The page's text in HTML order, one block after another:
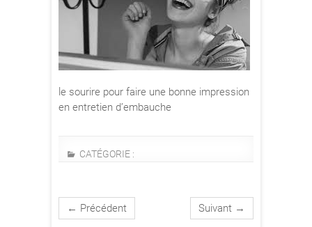
le sourire pour faire une bonne impression
en entretien d’embauche
CATÉGORIE :
← Précédent Suivant →